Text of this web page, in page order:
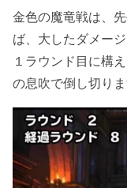
金色の魔竜戦は、
ば、大したダメー
１ラウンド目に構
の息吹で倒し切りま